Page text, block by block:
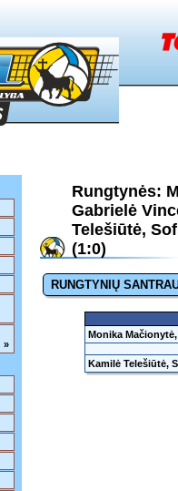
»
Rungtynės:
Gabrielė
Telešiūtė,
(1:0)
RUNGTYNIŲ
Monika
Kamilė Telešiūtė,